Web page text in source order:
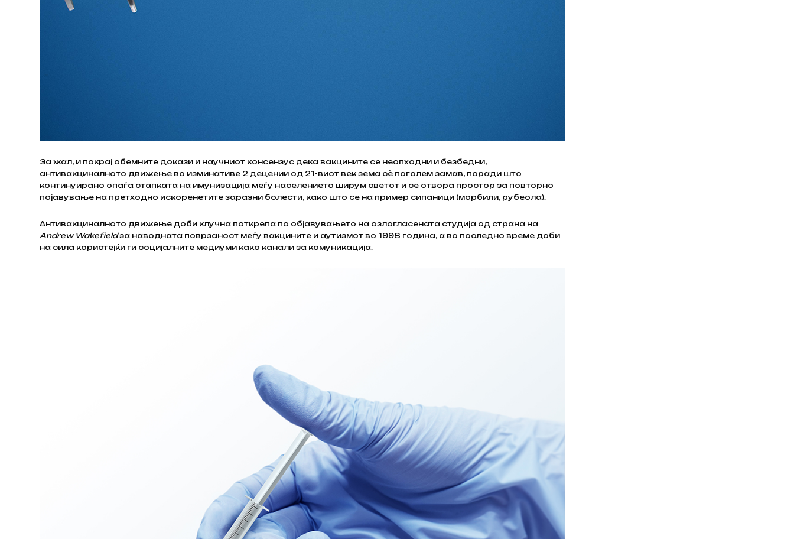
За жал, и покрај обемните докази и научниот консензус дека вакцините се неопходни и безбедни,
антивакциналното движење во изминативе 2 децении од 21-виот век зема сѐ поголем замав, поради што
континуирано опаѓа стапката на имунизација меѓу населението ширум светот и се отвора простор за повторно
појавување на претходно искоренетите заразни болести, како што се на пример сипаници (морбили, рубеола).
Антивакциналното движење доби клучна поткрепа по објавувањето на озлогласената студија од страна на
Andrew Wakefieldза наводната поврзаност меѓу вакцините и аутизмот во 1998 година, а во последно време доби
на сила користејќи ги социјалните медиуми како канали за комуникација.